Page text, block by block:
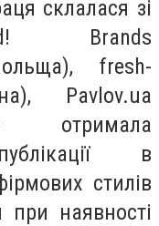
склалася зі
Brands
fresh-
Pavlov.ua
отримала
в
стилів
наявності